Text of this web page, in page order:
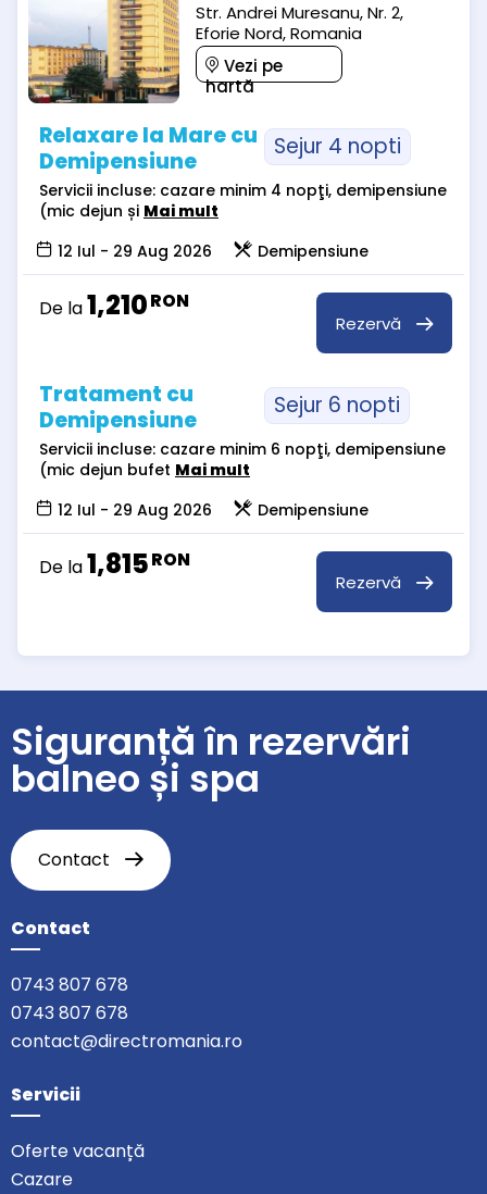
Str. Andrei Muresanu, Nr. 2,
Eforie Nord, Romania
Vezi pe
hartă
Relaxare la Mare cu
Demipensiune
Sejur 4 nopti
Servicii incluse: cazare minim 4 nopţi, demipensiune
(mic dejun și Mai mult
12 Iul - 29 Aug 2026
Demipensiune
De la1,210RON
Rezervă
Tratament cu
Demipensiune
Sejur 6 nopti
Servicii incluse: cazare minim 6 nopţi, demipensiune
(mic dejun bufet Mai mult
12 Iul - 29 Aug 2026
Demipensiune
De la1,815RON
Rezervă
Siguranță în rezervări
balneo și spa
Contact
Contact
0743 807 678
0743 807 678
contact@directromania.ro
Servicii
Oferte vacanță
Cazare